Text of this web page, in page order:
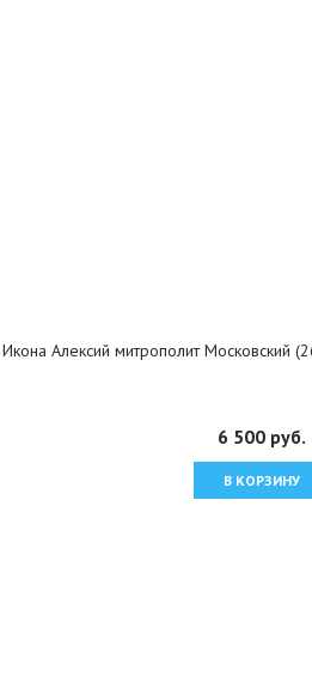
Икона Алексий митрополит Московский
6 500 руб.
В КОРЗИНУ